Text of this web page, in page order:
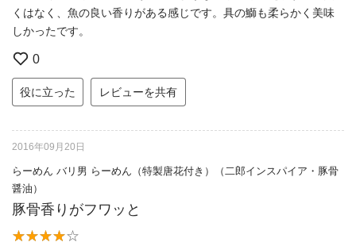
くはなく、魚の良い香りがある感じです。具の鰤も柔らかく美味
しかったです。
0
役に立った レビューを共有
2016年09月20日
らーめん バリ男 らーめん（特製唐花付き）（二郎インスパイア・豚骨
醤油）
豚骨香りがフワッと